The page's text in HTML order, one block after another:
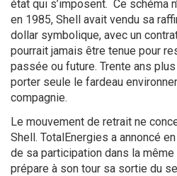
état qui s’imposent. Ce schéma
en 1985, Shell avait vendu sa
dollar symbolique, avec un
pourrait jamais être tenue pour
passée ou future. Trente ans
porter seule le fardeau
compagnie.
Le mouvement de retrait ne
Shell. TotalEnergies a annoncé
de sa participation dans la
prépare à son tour sa sortie du